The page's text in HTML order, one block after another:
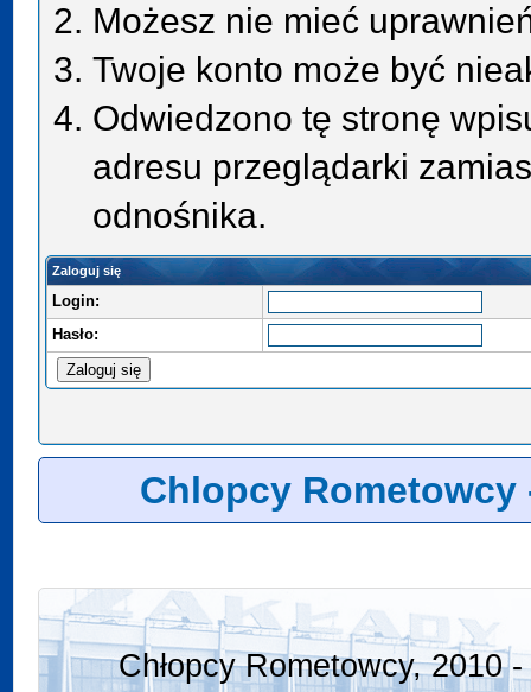
Możesz nie mieć
Twoje konto może być
Odwiedzono tę stronę
adresu przeglądarki
odnośnika.
Zaloguj się
Login:
Hasło:
Chlopcy Rometowcy
Chłopcy Rometowcy, 2010